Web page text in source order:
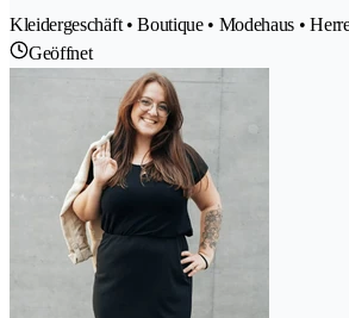
Kleidergeschäft • Boutique • Modehaus •
Geöffnet